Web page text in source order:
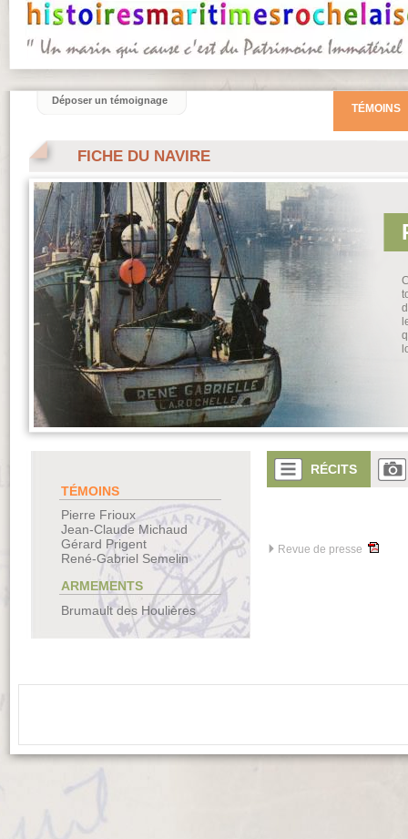
FICHE DU NAVIRE
TÉMOINS
Pierre Frioux
Jean-Claude Michaud
Gérard Prigent
René-Gabriel Semelin
ARMEMENTS
Brumault des Houlières
RÉCITS
Revue de presse
TÉMOINS
Déposer un témoignage